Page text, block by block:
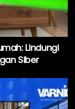
Lindungi
Siber